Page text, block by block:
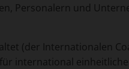
Personalern und
(der Internationalen
international